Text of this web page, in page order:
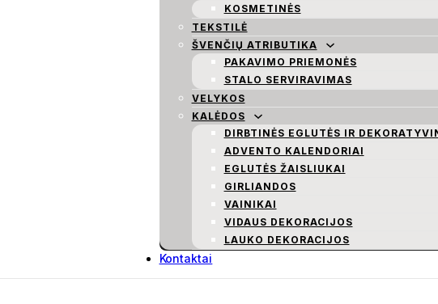
KOSMETINĖS
TEKSTILĖ
ŠVENČIŲ ATRIBUTIKA
PAKAVIMO PRIEMONĖS
STALO SERVIRAVIMAS
VELYKOS
KALĖDOS
DIRBTINĖS EGLUTĖS IR
ADVENTO KALENDORIAI
EGLUTĖS ŽAISLIUKAI
GIRLIANDOS
VAINIKAI
VIDAUS DEKORACIJOS
LAUKO DEKORACIJOS
Kontaktai